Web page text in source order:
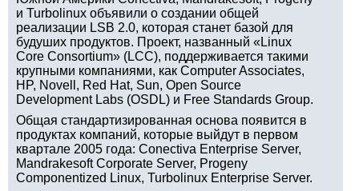
и Turbolinux объявили о создании общей
реализации LSB 2.0, которая станет базой для
будуших продуктов. Проект, названный «Linux
Core Consortium» (LCC), поддерживается такими
крупными компаниями, как Computer Associates,
HP, Novell, Red Hat, Sun, Open Source
Development Labs (OSDL) и Free Standards Group.
Общая стандартизированная основа появится в
продуктах компаний, которые выйдут в первом
квартале 2005 года: Conectiva Enterprise Server,
Mandrakesoft Corporate Server, Progeny
Componentized Linux, Turbolinux Enterprise Server.